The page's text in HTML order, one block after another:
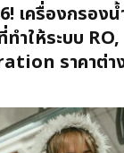
เครื่องกรองน้
ำให้ระบบ RO,
ราคาต่า